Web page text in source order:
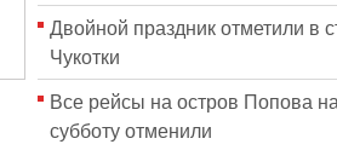
Двойной праздник отметили в
Чукотки
Все рейсы на остров Попова
субботу отменили